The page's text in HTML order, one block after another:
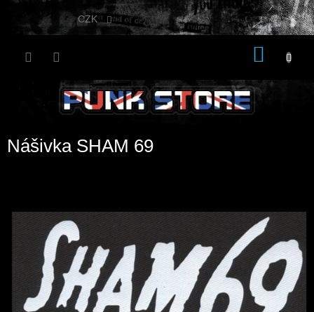
Přejít
CZK
Nášivka SHAM 69